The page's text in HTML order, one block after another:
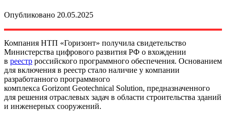
Опубликовано 20.05.2025
Компания НТП «Горизонт» получила свидетельство
Министерства цифрового развития РФ о вхождении
в реестр российского программного обеспечения. Основанием
для включения в реестр стало наличие у компании
разработанного программного
комплекса Gorizont Geotechnical Solution, предназначенного
для решения отраслевых задач в области строительства зданий
и инженерных сооружений.